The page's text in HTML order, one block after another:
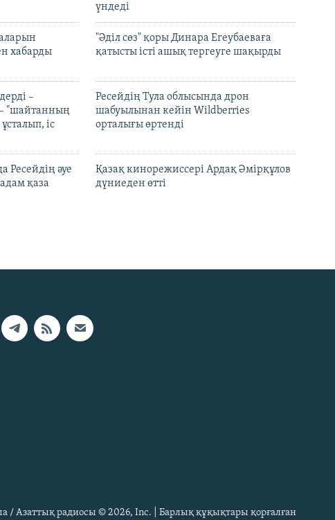
үндеді
хабарды
"Әділ сөз" қоры Динара Егеубаеваға
қатысты істі ашық тергеуге шақырды
–
– "шайтанның
іс
Ресейдің Тула облысында дрон
шабуылынан кейін Wildberries
орталығы өртенді
Ресейдің әуе
қаза
Қазақ кинорежиссері Ардақ Әмірқұлов
дүниеден өтті
/ Азаттық радиосы © 2026, Inc. | Барлық құқықтары қорғалған